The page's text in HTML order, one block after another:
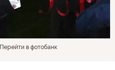
Перейти в фотобанк